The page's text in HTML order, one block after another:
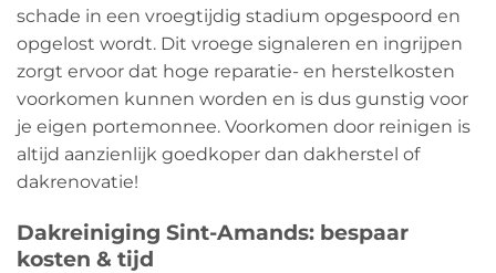
schade in een vroegtijdig stadium opgespoord en
opgelost wordt. Dit vroege signaleren en ingrijpen
zorgt ervoor dat hoge reparatie- en herstelkosten
voorkomen kunnen worden en is dus gunstig voor
je eigen portemonnee. Voorkomen door reinigen is
altijd aanzienlijk goedkoper dan dakherstel of
dakrenovatie!
Dakreiniging Sint-Amands: bespaar
kosten & tijd